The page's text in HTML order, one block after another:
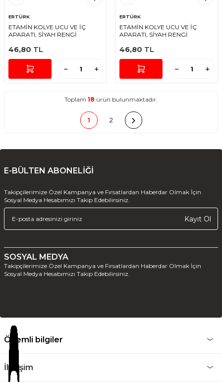
ERTÜRK
ETAMİN KOLYE UCU VE İÇ
APARATI, SİYAH RENGİ
46,80 TL
ERTÜRK
ETAMİN KOLYE UCU VE İÇ
APARATI, SİYAH RENGİ
46,80 TL
Toplam 18 ürün bulunmaktadır.
1 2
E-BÜLTEN ABONELİĞİ
Takipçilerimize Özel Kampanya ve Fırsatlardan Haberdar Olmak İçin
Sosyal Medya Hesabımızı Takip Edebilirsiniz.
Kayıt Ol
SOSYAL MEDYA
Takipçilerimize Özel Kampanya ve Fırsatlardan Haberdar Olmak İçin
Sosyal Medya Hesabımızı Takip Edebilirsiniz.
Önemli bilgiler
İletişim